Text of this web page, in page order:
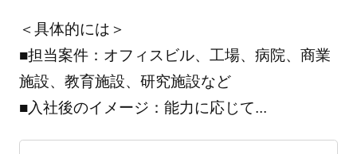
＜具体的には＞
■担当案件：オフィスビル、工場、病院、商業
施設、教育施設、研究施設など
■入社後のイメージ：能力に応じて...